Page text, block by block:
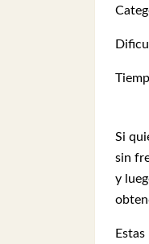
Si
sin
y
Estas